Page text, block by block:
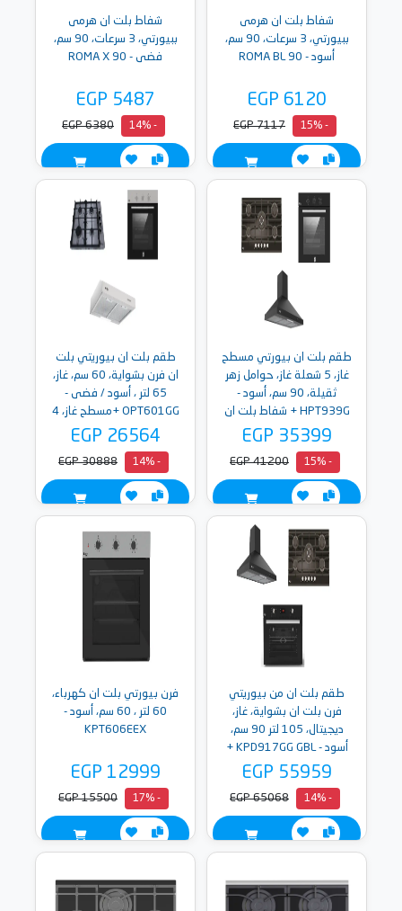
شفاط بلت ان هرمى
ببيورتي، 3 سرعات، 90 سم،
أسود - ROMA BL 90
EGP 6120
- 15%
EGP 7117
شفاط بلت ان هرمى
ببيورتي، 3 سرعات، 90 سم،
فضى - ROMA X 90
EGP 5487
- 14%
EGP 6380
طقم بلت ان بيورتي مسطح
غاز، 5 شعلة غاز، حوامل زهر
ثقيلة، 90 سم، أسود -
HPT939G + شفاط بلت ان
هرمى، 3 سرعات، 90 سم،
فرن بيورتي بلت ان بشواية،
60 سم، غاز، 67 لتر ، أسود -
OPT602GG
EGP 35399
- 15%
EGP 41200
طقم بلت ان بيوريتي بلت
ان فرن بشواية، 60 سم، غاز،
65 لتر ، أسود / فضى -
OPT601GG +مسطح غاز، 4
شعلة غاز، حوامل زهر ثقيلة،
+ شفاط كلاسيك، 3 سرعات،
60 سم، فضى - PTSLIM X
EGP 26564
- 14%
EGP 30888
طقم بلت ان من بيوريتي
فرن بلت ان بشواية، غاز،
ديجيتال، 105 لتر 90 سم،
أسود - KPD917GG GBL +
PANSY BL - 90 + مسطح
غاز من بيورتي، 5 شعلة غاز،
حوامل زهر ثقيلة، 90 سم،
أسود - HPT939G
EGP 55959
- 14%
EGP 65068
فرن بيورتي بلت ان كهرباء،
60 لتر ، 60 سم، أسود -
KPT606EEX
EGP 12999
- 17%
EGP 15500